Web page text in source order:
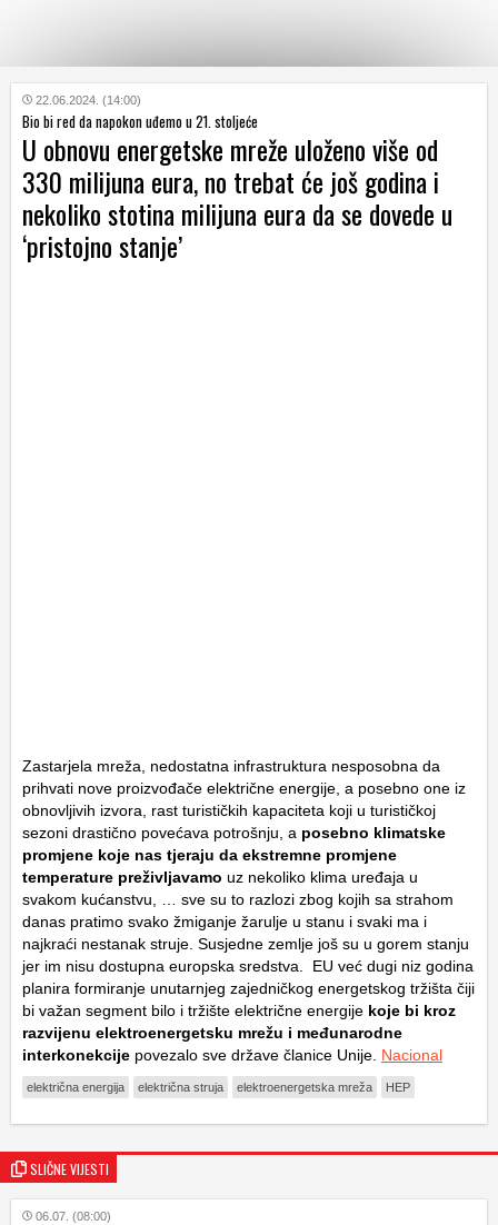
KATEGORIJE
HRVATSKI
WEB
22.06.2024. (14:00)
Bio bi red da napokon uđemo u 21. stoljeće
U obnovu energetske mreže uloženo više od
330 milijuna eura, no trebat će još godina i
nekoliko stotina milijuna eura da se dovede u
‘pristojno stanje’
Zastarjela mreža, nedostatna infrastruktura nesposobna da
prihvati nove proizvođače električne energije, a posebno one iz
obnovljivih izvora, rast turističkih kapaciteta koji u turističkoj
sezoni drastično povećava potrošnju, a posebno klimatske
promjene koje nas tjeraju da ekstremne promjene
temperature preživljavamo uz nekoliko klima uređaja u
svakom kućanstvu, … sve su to razlozi zbog kojih sa strahom
danas pratimo svako žmiganje žarulje u stanu i svaki ma i
najkraći nestanak struje. Susjedne zemlje još su u gorem stanju
jer im nisu dostupna europska sredstva. EU već dugi niz godina
planira formiranje unutarnjeg zajedničkog energetskog tržišta čiji
bi važan segment bilo i tržište električne energije koje bi kroz
razvijenu elektroenergetsku mrežu i međunarodne
interkonekcije povezalo sve države članice Unije. Nacional
električna energija električna struja elektroenergetska mreža HEP
SLIČNE VIJESTI
06.07. (08:00)